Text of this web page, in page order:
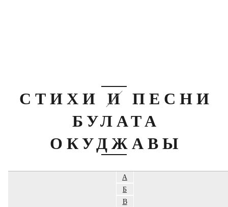
СТИХИ И ПЕСНИ
БУЛАТА
ОКУДЖАВЫ
А
Б
В